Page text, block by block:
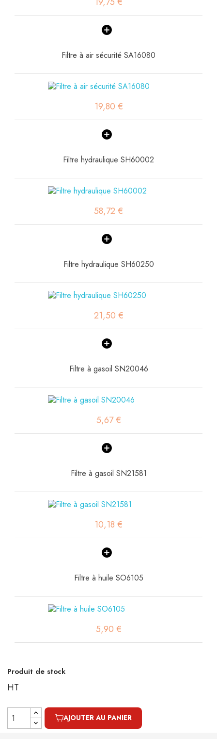
Filtre à air sécurité SA16080
19,80 €
Filtre hydraulique SH60002
58,72 €
Filtre hydraulique SH60250
21,50 €
Filtre à gasoil SN20046
5,67 €
Filtre à gasoil SN21581
10,18 €
Filtre à huile SO6105
5,90 €
Produit de stock
HT
AJOUTER AU PANIER